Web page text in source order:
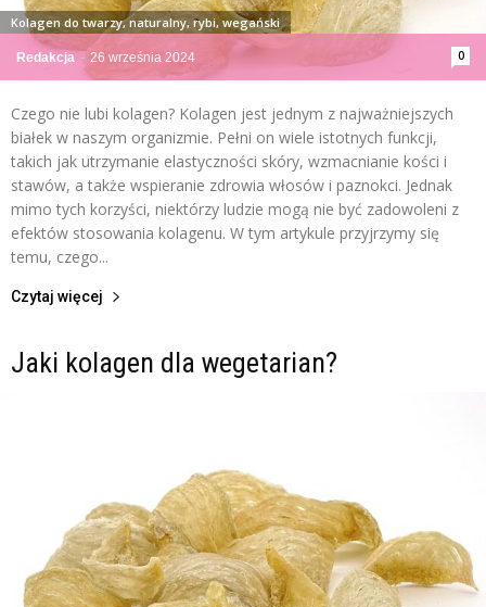
Redakcja - 26 września 2024 0
Kolagen do twarzy, naturalny, rybi, wegański
Czego nie lubi kolagen? Kolagen jest jednym z najważniejszych
białek w naszym organizmie. Pełni on wiele istotnych funkcji,
takich jak utrzymanie elastyczności skóry, wzmacnianie kości i
stawów, a także wspieranie zdrowia włosów i paznokci. Jednak
mimo tych korzyści, niektórzy ludzie mogą nie być zadowoleni z
efektów stosowania kolagenu. W tym artykule przyjrzymy się
temu, czego...
Czytaj więcej
Jaki kolagen dla wegetarian?